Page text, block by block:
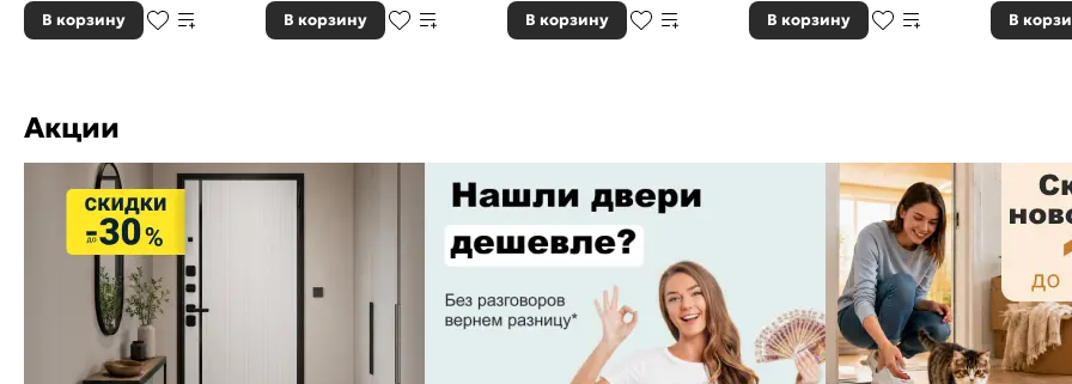
В корзину В корзину В корзину В корзину В
Акции